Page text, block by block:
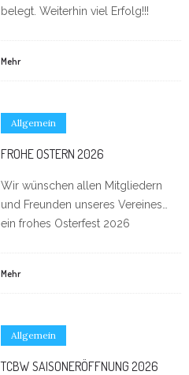
belegt. Weiterhin viel Erfolg!!!
Mehr
Allgemein
FROHE OSTERN 2026
Wir wünschen allen Mitgliedern
und Freunden unseres Vereines…
ein frohes Osterfest 2026
Mehr
Allgemein
TCBW SAISONERÖFFNUNG 2026